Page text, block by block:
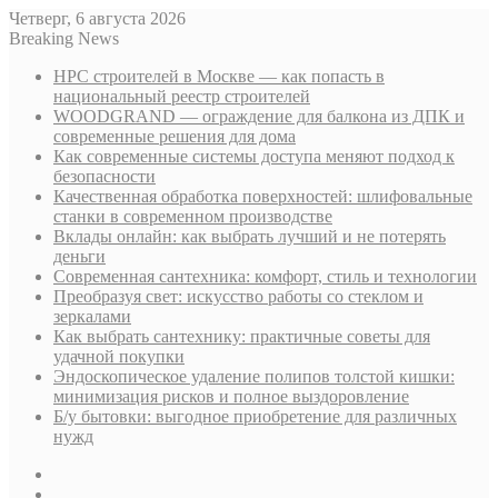
Четверг, 6 августа 2026
Breaking News
НРС строителей в Москве — как попасть в
национальный реестр строителей
WOODGRAND — ограждение для балкона из ДПК и
современные решения для дома
Как современные системы доступа меняют подход к
безопасности
Качественная обработка поверхностей: шлифовальные
станки в современном производстве
Вклады онлайн: как выбрать лучший и не потерять
деньги
Современная сантехника: комфорт, стиль и технологии
Преобразуя свет: искусство работы со стеклом и
зеркалами
Как выбрать сантехнику: практичные советы для
удачной покупки
Эндоскопическое удаление полипов толстой кишки:
минимизация рисков и полное выздоровление
Б/у бытовки: выгодное приобретение для различных
нужд